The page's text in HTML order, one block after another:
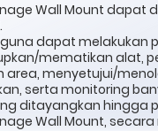
Wall Mount dapat
dapat melakukan
mematikan alat,
area, menyetujui/
serta monitoring
ditayangkan hingga
Wall Mount,